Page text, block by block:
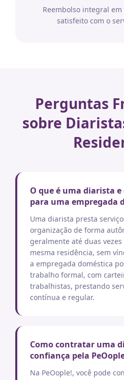
Reembolso integral
satisfeito com o
Perguntas
sobre
O que é uma diarista
para uma empregada
Uma diarista presta
organização de forma
geralmente até duas
mesma residência, sem
a empregada doméstica
trabalho formal, com
trabalhistas, prestando
contínua e regular.
Como contratar uma
confiança pela
Na PeOople!, você pode